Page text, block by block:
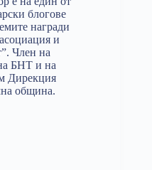
блогове
награди
и
Член на
БНТ и на
Дирекция
община.